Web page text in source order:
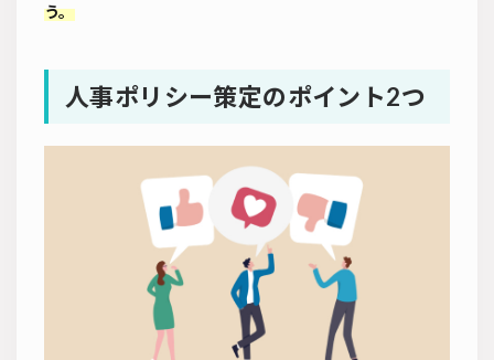
う。
人事ポリシー策定のポイント2つ